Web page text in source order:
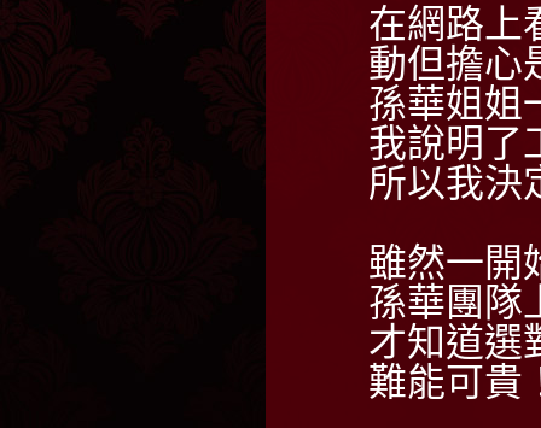
在網路上
動但擔心
孫華姐姐
我說明了
所以我決
雖然一開
孫華團隊
才知道選
難能可貴